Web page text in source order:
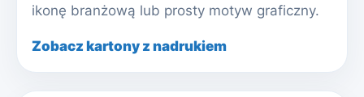
ikonę branżową lub prosty motyw graficzny.
Zobacz kartony z nadrukiem